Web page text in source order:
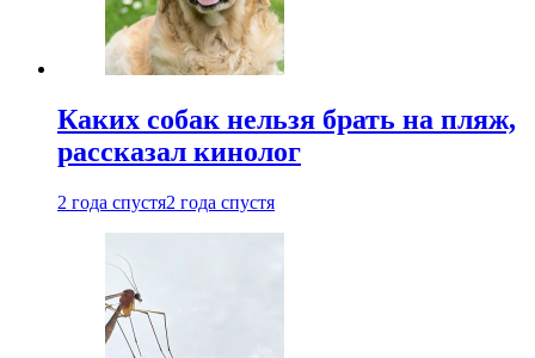
Каких собак нельзя брать на пляж,
рассказал кинолог
2 года спустя2 года спустя